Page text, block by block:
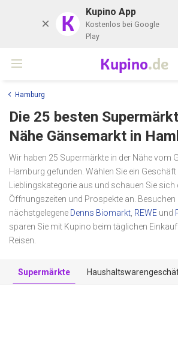
K Kupino App
Kostenlos bei Google
Play
Kupino.de
Hamburg
Die 25 besten
Nähe Gänsemarkt in
Wir haben 25 Supermärkte in der Nähe vom
Hamburg gefunden. Wählen Sie ein
Lieblingskategorie aus und schauen Sie sich
Öffnungszeiten und Prospekte an. Besuchen
nächstgelegene Denns Biomarkt REWE und
sparen Sie mit Kupino beim täglichen
Reisen.
Supermärkte